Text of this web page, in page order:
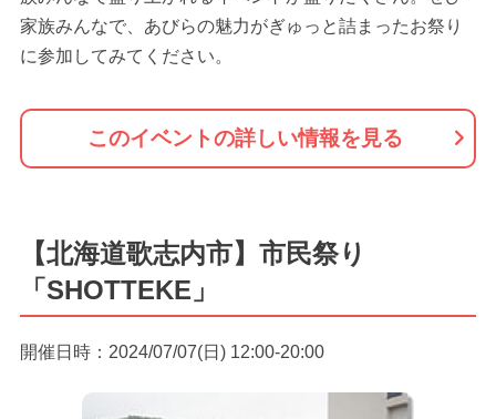
家族みんなで、あびらの魅力がぎゅっと詰まったお祭り
に参加してみてください。
このイベントの詳しい情報を見る
【北海道歌志内市】市民祭り
「SHOTTEKE」
開催日時：2024/07/07(日) 12:00-20:00